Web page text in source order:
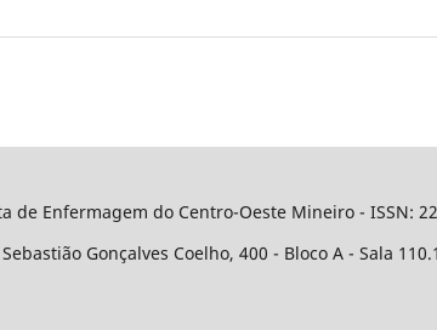
de Enfermagem do Centro-Oeste Mineiro - ISSN:
Sebastião Gonçalves Coelho, 400 - Bloco A - Sala